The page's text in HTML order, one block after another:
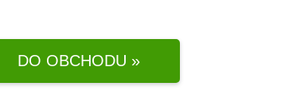
DO OBCHODU »